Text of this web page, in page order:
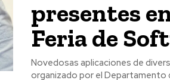
presentes
Feria de
Novedosas aplicaciones de
organizado por el Departamento de